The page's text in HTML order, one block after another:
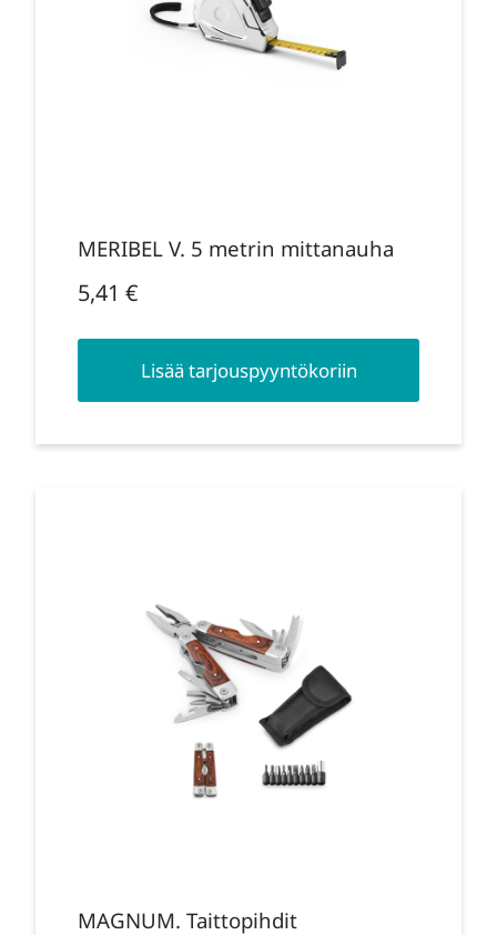
MERIBEL V. 5 metrin mittanauha
5,41 €
Lisää tarjouspyyntökoriin
MAGNUM. Taittopihdit